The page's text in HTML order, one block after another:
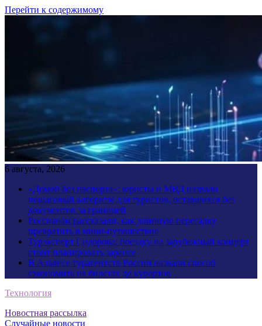
Перейти к содержимому
6 августа, 2026
«Домой без паспорта»: юристы и МВД назвали
пошаговый алгоритм для туристов, оставшихся без
документов за границей
Россиянам рассказали, как длинную пересадку
превратить в мини-путешествие
Турэксперт Сидорова: поездку на зарубежный концерт
стоит планировать заранее
В Альянсе турагентств России назвали способ
сэкономить на билетах до курортов
Технология
Новостная рассылка
Случайные новости